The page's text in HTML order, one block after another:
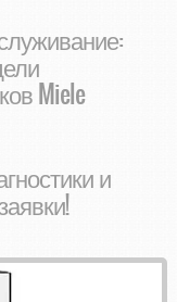
Miele
и